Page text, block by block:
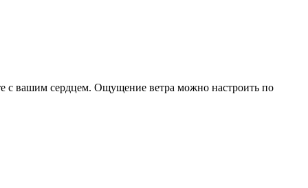
с вашим сердцем. Ощущение ветра можно настроить по